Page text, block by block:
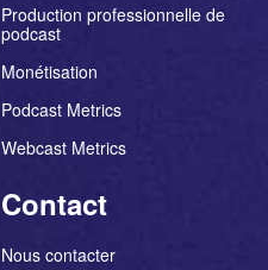
Production professionnelle de
podcast
Monétisation
Podcast Metrics
Webcast Metrics
Contact
Nous contacter